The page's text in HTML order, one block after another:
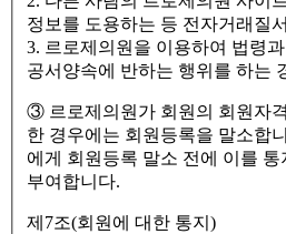
정보를 도용하는 등 전자거래질
3. 르로제의원을 이용하여 법령
공서양속에 반하는 행위를 하는
③ 르로제의원가 회원의 회원자
한 경우에는 회원등록을 말소합
에게 회원등록 말소 전에 이를
부여합니다.
제7조(회원에 대한 통지)